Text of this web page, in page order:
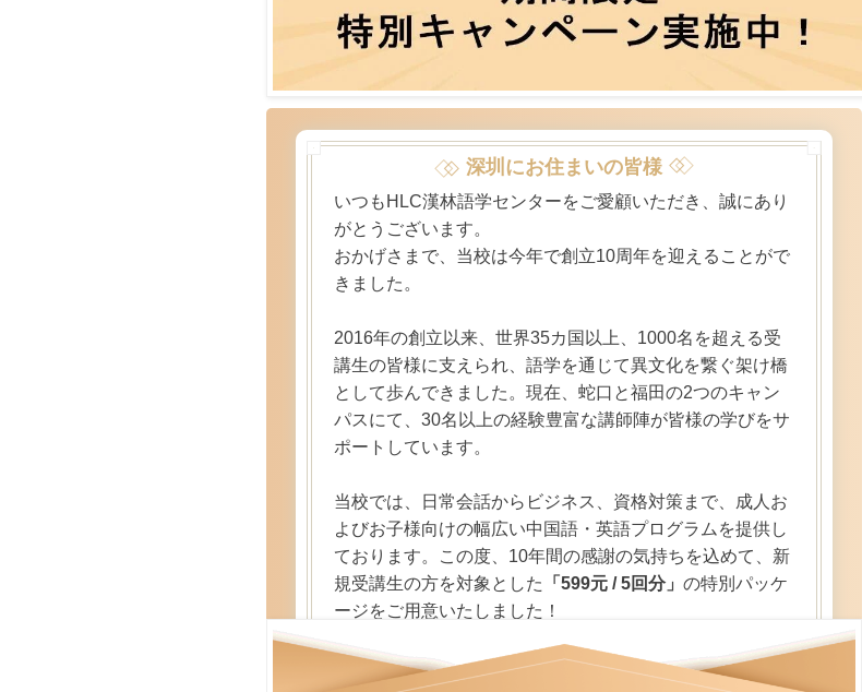
深圳にお住まいの皆様
いつもHLC漢林語学センターをご愛顧いただき、誠にあり
がとうございます。
おかげさまで、当校は今年で創立10周年を迎えることがで
きました。
2016年の創立以来、世界35カ国以上、1000名を超える受
講生の皆様に支えられ、語学を通じて異文化を繋ぐ架け橋
として歩んできました。現在、蛇口と福田の2つのキャン
パスにて、30名以上の経験豊富な講師陣が皆様の学びをサ
ポートしています。
当校では、日常会話からビジネス、資格対策まで、成人お
よびお子様向けの幅広い中国語・英語プログラムを提供し
ております。この度、10年間の感謝の気持ちを込めて、新
規受講生の方を対象とした
「599元 / 5回分」の特別パッケ
ージをご用意いたしました！